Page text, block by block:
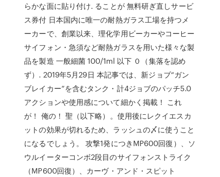
らかな面に貼り付け. ることが 無料研ぎ直しサービ
ス券付 日本国内に唯一の耐熱ガラス工場を持つメ
ーカーで、創業以来、理化学用ビーカーやコーヒー
サイフォン・急須など耐熱ガラスを用いた様々な製
品を製造 一般細菌 100/1ml 以下 ０（集落を認め
ず）. 2019年5月29日 本記事では、新ジョブ“ガン
ブレイカー”を含むタンク・計4ジョブのパッチ5.0
アクションや使用感について細かく掲載！ これ
が！ 俺の！ 聖（以下略）。使用後にレクイエスカ
ットの効果が切れるため、ラッシュの〆に使うこと
になるでしょう。 攻撃1発につきMP600回復）、ソ
ウルイーターコンボ2段目のサイフォンストライク
（MP600回復）、カーヴ・アンド・スピット